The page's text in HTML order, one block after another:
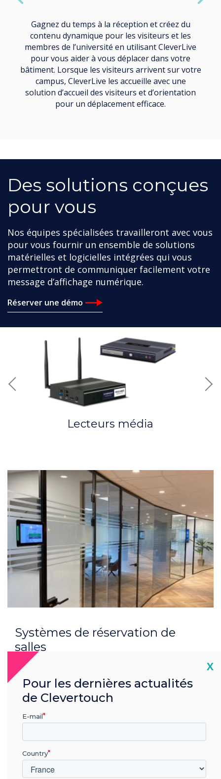
Gagnez du temps à la réception et créez du
contenu dynamique pour les visiteurs et les
membres de l’université en utilisant CleverLive
pour vous aider à vous déplacer dans votre
bâtiment. Lorsque les visiteurs arrivent sur votre
campus, CleverLive les accueille avec une
solution d’accueil des visiteurs et d’orientation
pour un déplacement efficace.
Des solutions conçues
pour vous
Nos équipes spécialisées travailleront avec vous
pour vous fournir un ensemble de solutions
matérielles et logicielles intégrées qui vous
permettront de communiquer facilement votre
message d’affichage numérique.
Réserver une démo
Previous
Lecteurs média
Systèmes de réservation de
salles
Notre système interactif intelligent de réservation de salle
améliore le processus de réservation des salles de réunion.
Le personnel peut réserver des salles à partir des
calendriers Microsoft Exchange/Outlook 365 ou à la source,
selon les besoins, ce qui réduit le temps d’administration et
évite les doubles réservations. Notre logiciel de réservation
de salles, facile à utiliser, gère toutes les réservations pour
coup d’œil. Les panneaux peuvent également afficher des
messages d’affichage numérique et des alertes
instantanées pour tenir le personnel à proximité informé à
tout moment.
X
Pour les dernières actualités
de Clevertouch
E-mail
Country